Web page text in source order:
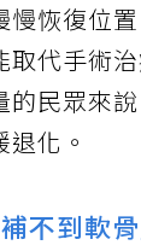
慢恢復位
取代手術
的民眾來
化。
不到軟